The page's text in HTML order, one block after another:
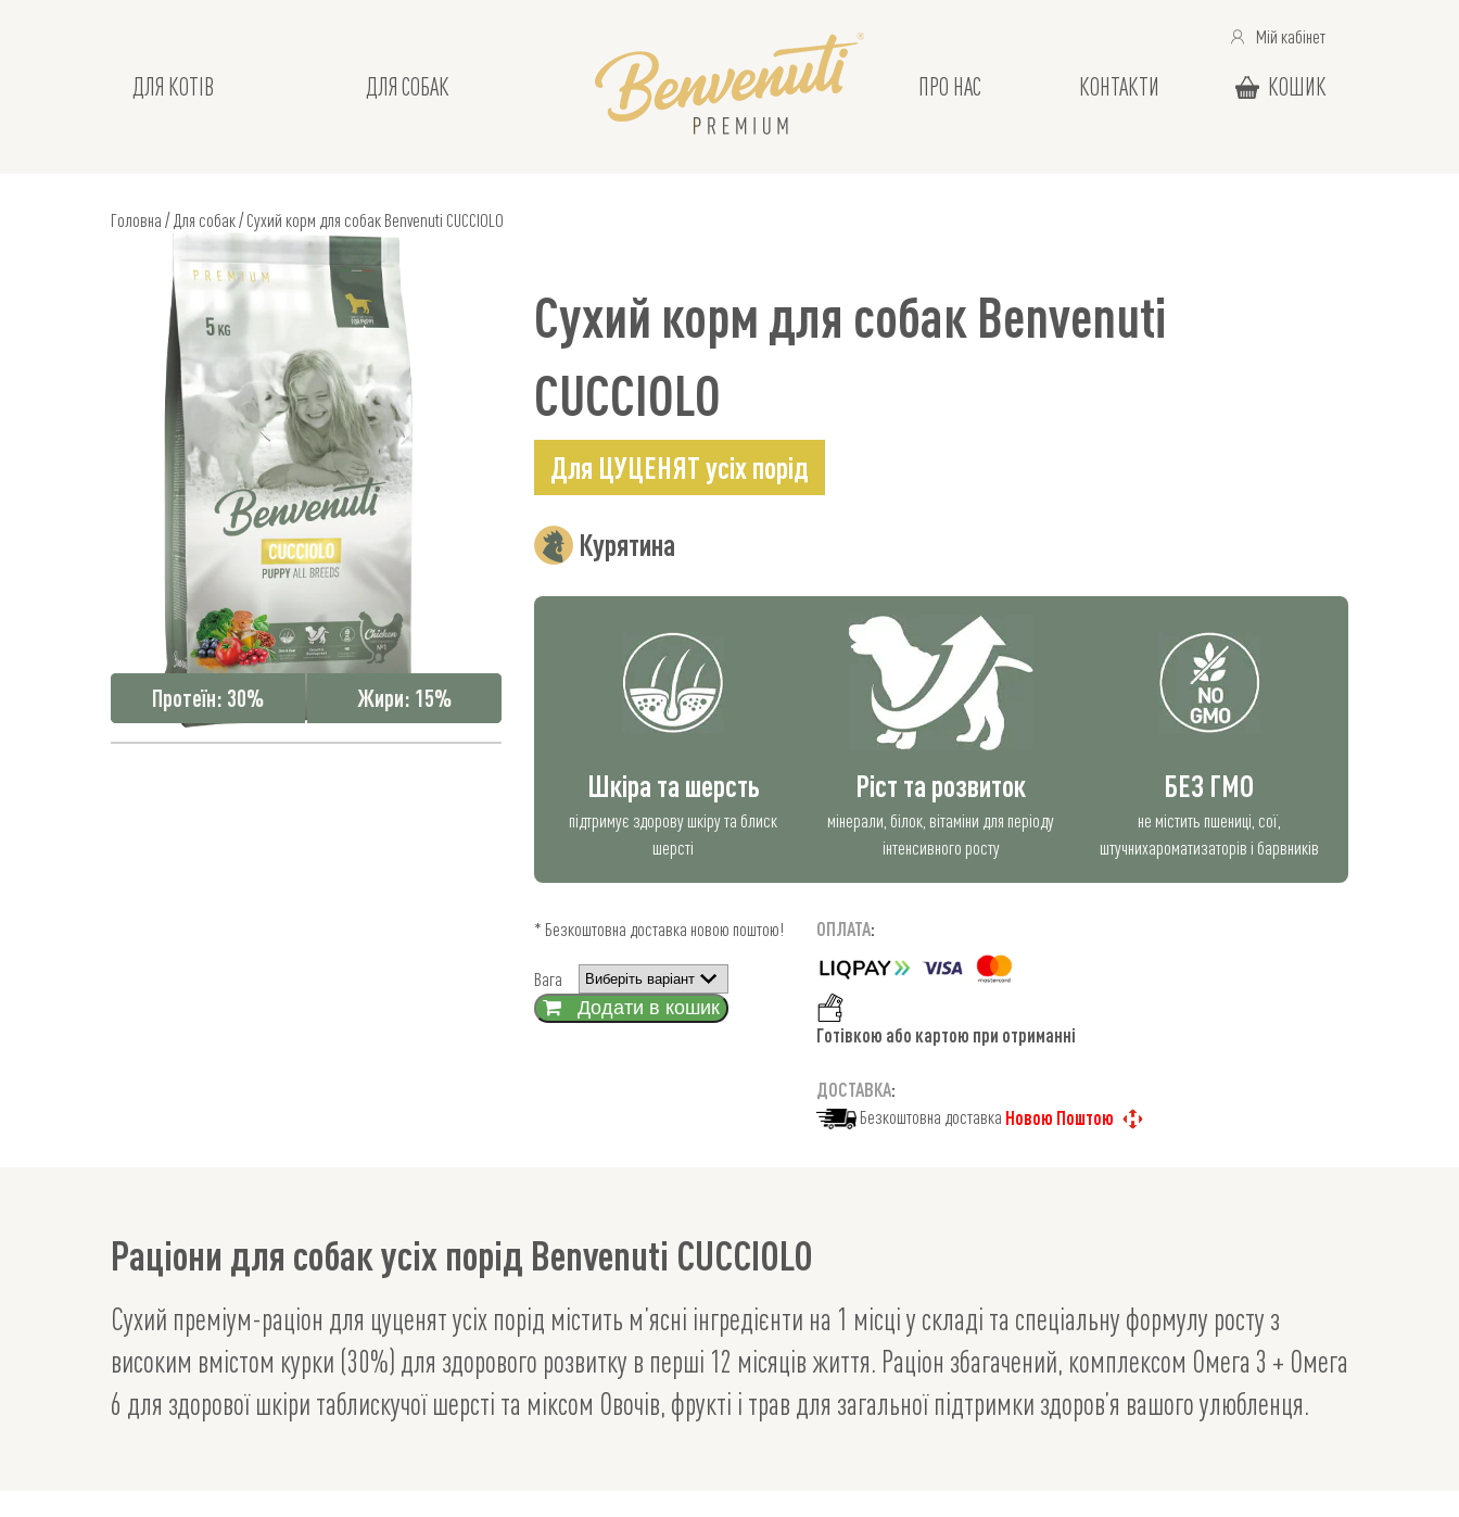
ДЛЯ КОТІВ ДЛЯ СОБАК ПРО НАС КОНТАКТИ
Мій кабінет
КОШИК
Головна/Для собак/ Сухий корм для собак Benvenuti CUCCIOLO
Протеїн: 30% Жири: 15%
Сухий корм для собак Benvenuti
CUCCIOLO
Для ЦУЦЕНЯТ усіх порід
Курятина
Шкіра та шерсть
підтримує здорову шкіру та блиск
шерсті
Ріст та розвиток
мінерали, білок, вітаміни для періоду
інтенсивного росту
БЕЗ ГМО
не містить пшениці, сої,
штучнихароматизаторів і барвників
* Безкоштовна доставка новою поштою!
Вага
Додати в кошик
ОПЛАТА:
Готівкою або картою при отриманні
ДОСТАВКА:
Безкоштовна доставка Новою Поштою
Раціони для собак усіх порід Benvenuti CUCCIOLO
Сухий преміум-раціон для цуценят усіх порід містить м’ясні інгредієнти на 1 місці у складі та спеціальну формулу росту з
високим вмістом курки (30%) для здорового розвитку в перші 12 місяців життя. Раціон збагачений, комплексом Омега 3 + Омега
6 для здорової шкіри таблискучої шерсті та міксом Овочів, фрукті і трав для загальної підтримки здоров’я вашого улюбленця.